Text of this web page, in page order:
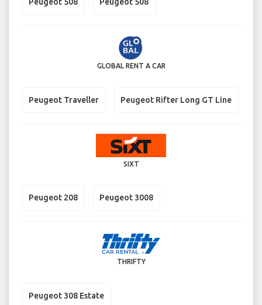
GLOBAL RENT A CAR
Peugeot Traveller Peugeot Rifter Long GT Line
SIXT
Peugeot 208 Peugeot 3008
THRIFTY
Peugeot 308 Estate